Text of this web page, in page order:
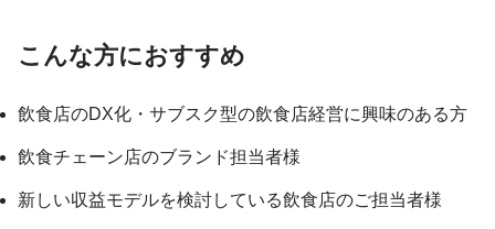
こんな方におすすめ
飲食店のDX化・サブスク型の飲食店経営に興味のある方
飲食チェーン店のブランド担当者様
新しい収益モデルを検討している飲食店のご担当者様